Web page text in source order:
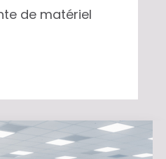
de matériel